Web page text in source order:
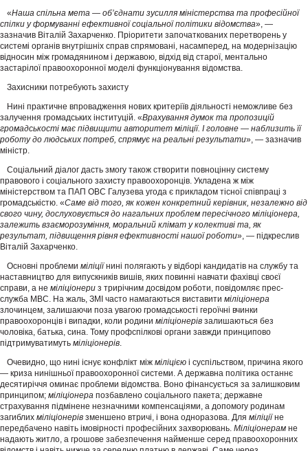
«Наша спільна мета — об’єднати зусилля міністерства та професійної
спілки у формуванні ефективної соціальної політики відомства», —
зазначив Віталій Захарченко. Пріоритети започаткованих перетворень у
системі органів внутрішніх справ спрямовані, насамперед, на модернізацію
відносин між громадянином і державою, відхід від старої, ментально
застарілої правоохоронної моделі функціонування відомства.
Захисники потребують захисту
Нині практичне впровадження нових критеріїв діяльності неможливе без
залучення громадських інституцій. «Врахування думок та пропозицій
громадськості має підвищити авторитет міліції. І головне — наблизить її
роботу до людських потреб, спрямує на реальні результати», — зазначив
міністр.
Соціальний діалог дасть змогу також створити повноцінну систему
правового і соціального захисту правоохоронців. Укладена ж між
міністерством та ПАП ОВС Галузева угода є прикладом тісної співпраці з
громадськістю. «Саме від того, як кожен конкретний керівник, незалежно від
свого чину, дослуховується до нагальних проблем пересічного міліціонера,
залежить взаєморозуміння, моральний клімат у колективі та, як
результат, підвищення рівня ефективності нашої роботи», — підкреслив
Віталій Захарченко.
Основні проблеми міліціїнині полягають у відборі кандидатів на службу та
наставництво для випускників вишів, яких повинні навчати фахівці своєї
справи, а не міліціонери з трирічним досвідом роботи, повідомляє прес-
служба МВС. На жаль, ЗМІ часто намагаються виставити міліціонера
злочинцем, залишаючи поза увагою громадськості героїчні вчинки
правоохоронців і випадки, коли родини міліціонерів залишаються без
чоловіка, батька, сина. Тому профспілкові органи завжди принципово
підтримуватимуть міліціонерів.
Очевидно, що нині існує конфлікт між міліцією і суспільством, причина якого
— криза нинішньої правоохоронної системи. А державна політика останнє
десятиріччя оминає проблеми відомства. Воно фінансується за залишковим
принципом; міліціонера позбавлено соціального пакета; державне
страхування підмінене незначними компенсаціями, а допомогу родинам
загиблих міліціонерів зменшено втричі, і вона одноразова. Для міліціїне
передбачено навіть імовірності професійних захворювань. Міліціонерам не
надають житло, а грошове забезпечення найменше серед правоохоронних